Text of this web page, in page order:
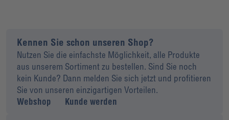
Kennen Sie schon unseren Shop?
Nutzen Sie die einfachste Möglichkeit, alle Produkte
aus unserem Sortiment zu bestellen. Sind Sie noch
kein Kunde? Dann melden Sie sich jetzt und profitieren
Sie von unseren einzigartigen Vorteilen.
Webshop
Kunde werden